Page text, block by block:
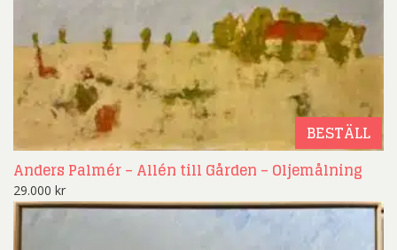
BESTÄLL
Anders Palmér – Allén till Gården – Oljemålning
29.000 kr